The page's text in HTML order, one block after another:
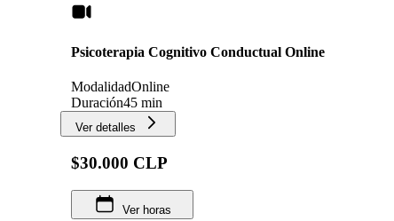
Psicoterapia Cognitivo Conductual Online
ModalidadOnline
Duración45 min
Ver detalles
$30.000 CLP
Ver horas